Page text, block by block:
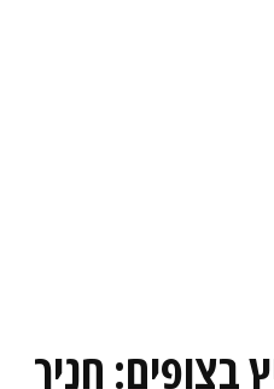
בצופים: חניך